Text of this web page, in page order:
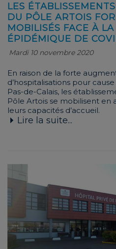
LES
DU PÔLE ARTOIS
MOBILISÉS FACE À
ÉPIDÉMIQUE DE
Mardi 10 novembre 2020
En raison de la forte
d’hospitalisations pour
Pas-de-Calais, les
Pôle Artois se mobilisent
leurs capacités d’accueil.
Lire la suite...